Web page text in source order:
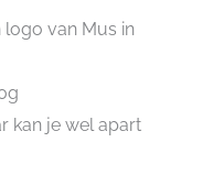
logo van Mus in
kan je wel apart